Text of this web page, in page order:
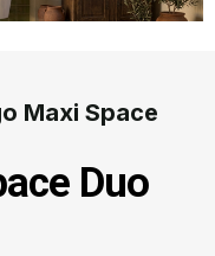
Maxi Space
Duo